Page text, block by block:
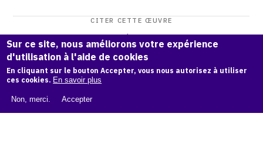
CITER CETTE ŒUVRE
Henri Foucault,Étude de formes - 1995.
Catalogue raisonné Henri Foucault
, OAM.
v5
Sur ce site, nous améliorons votre expérience
d'utilisation à l'aide de cookies
En cliquant sur le bouton Accepter, vous nous autorisez à utiliser
ces cookies. En savoir plus
Non, merci. Accepter